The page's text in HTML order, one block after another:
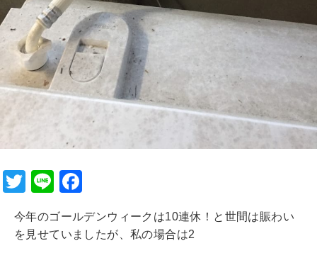
T
tt
Li
e
c
今年のゴールデンウィークは10連休！と世間は賑わい
を見せていましたが、私の場合は2